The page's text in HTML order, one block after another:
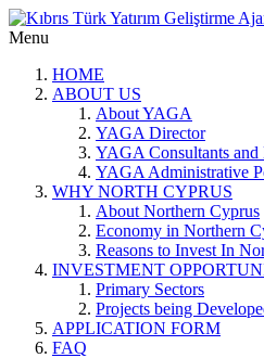
Menu
HOME
ABOUT US
About YAGA
YAGA Director
YAGA Consultants and
YAGA Administrative
WHY NORTH CYPRUS
About Northern Cyprus
Economy in Northern
Reasons to Invest In
INVESTMENT
Primary Sectors
Projects being
APPLICATION FORM
FAQ